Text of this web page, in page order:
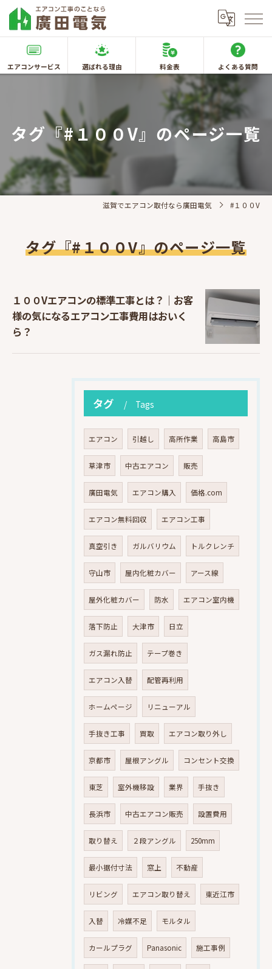
エアコンサービス 選ばれる理由 料金表 よくある質問
タグ『#１００V』のページ一覧
滋賀でエアコン取付なら廣田電気 #１００V
タグ『#１００V』のページ一覧
１００Vエアコンの標準工事とは？｜お客
様の気になるエアコン工事費用はおいく
ら？
タグ Tags
エアコン 引越し 高所作業 高島市
草津市 中古エアコン 販売
廣田電気 エアコン購入 価格.com
エアコン無料回収 エアコン工事
真空引き ガルバリウム トルクレンチ
守山市 屋内化粧カバー アース線
屋外化粧カバー 防水 エアコン室内機
落下防止 大津市 日立
ガス漏れ防止 テープ巻き
エアコン入替 配管再利用
ホームページ リニューアル
手抜き工事 買取 エアコン取り外し
京都市 屋根アングル コンセント交換
東芝 室外機移設 業界 手抜き
長浜市 中古エアコン販売 設置費用
取り替え ２段アングル 250mm
最小据付寸法 窓上 不動産
リビング エアコン取り替え 東近江市
入替 冷媒不足 モルタル
カールプラグ Panasonic 施工事例